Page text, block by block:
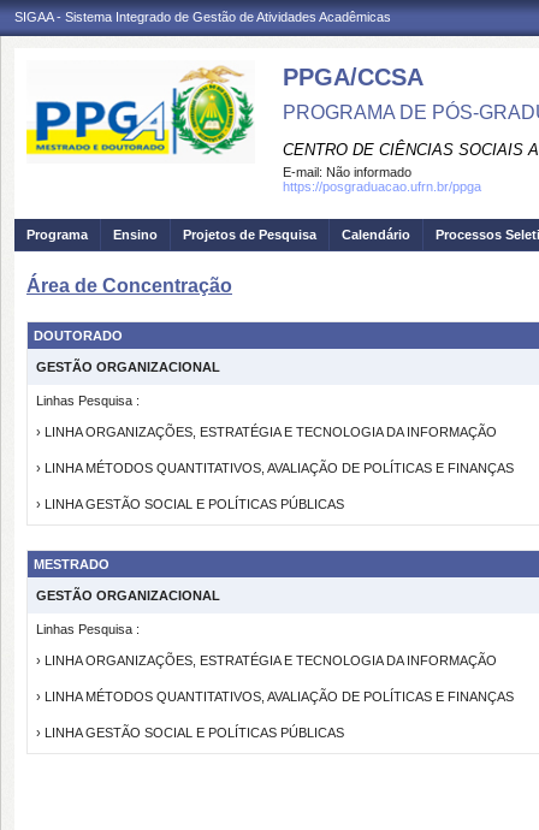
SIGAA - Sistema Integrado de Gestão de Atividades Acadêmicas
PPGA/CCSA
PROGRAMA DE PÓS-
CENTRO DE CIÊNCIAS SOCIAIS
E-mail: Não informado
https://posgraduacao.ufrn.br/ppga
Programa Ensino Projetos de Pesquisa Calendário Processos
Área de Concentração
DOUTORADO
GESTÃO ORGANIZACIONAL
Linhas Pesquisa :
› LINHA ORGANIZAÇÕES, ESTRATÉGIA E TECNOLOGIA DA INFORMAÇÃO
› LINHA MÉTODOS QUANTITATIVOS, AVALIAÇÃO DE POLÍTICAS E FINANÇAS
› LINHA GESTÃO SOCIAL E POLÍTICAS PÚBLICAS
MESTRADO
GESTÃO ORGANIZACIONAL
Linhas Pesquisa :
› LINHA ORGANIZAÇÕES, ESTRATÉGIA E TECNOLOGIA DA INFORMAÇÃO
› LINHA MÉTODOS QUANTITATIVOS, AVALIAÇÃO DE POLÍTICAS E FINANÇAS
› LINHA GESTÃO SOCIAL E POLÍTICAS PÚBLICAS